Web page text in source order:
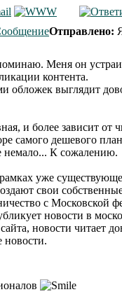
Отправлено:
Меня он
контента.
выглядит
и более зависит от
самого дешевого
немало... К сожалению.
уже
свои
с Московской
новости в
новости читает
новости.